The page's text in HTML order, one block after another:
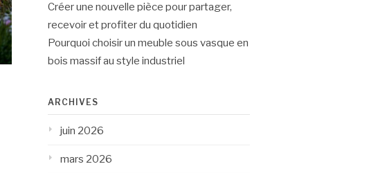
Créer une nouvelle pièce pour partager,
recevoir et profiter du quotidien
Pourquoi choisir un meuble sous vasque en
bois massif au style industriel
ARCHIVES
juin 2026
mars 2026